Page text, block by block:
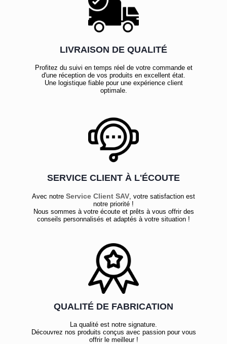
LIVRAISON DE QUALITÉ
Profitez du suivi en temps réel de votre commande et
d'une réception de vos produits en excellent état.
Une logistique fiable pour une expérience client
optimale.
SERVICE CLIENT À L'ÉCOUTE
Avec notre Service Client SAV , votre satisfaction est
notre priorité !
Nous sommes à votre écoute et prêts à vous offrir des
conseils personnalisés et adaptés à votre situation !
QUALITÉ DE FABRICATION
La qualité est notre signature.
Découvrez nos produits conçus avec passion pour vous
offrir le meilleur !